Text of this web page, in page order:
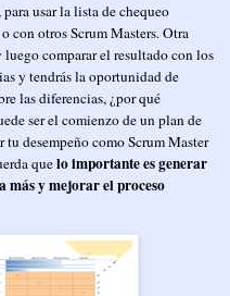
usar la lista de chequeo
con otros Scrum Masters. Otra
comparar el resultado con los
y tendrás la oportunidad de
las diferencias, ¿por qué
ser el comienzo de un plan de
desempeño como Scrum Master
quelo importante es generar
más y mejorar el proceso